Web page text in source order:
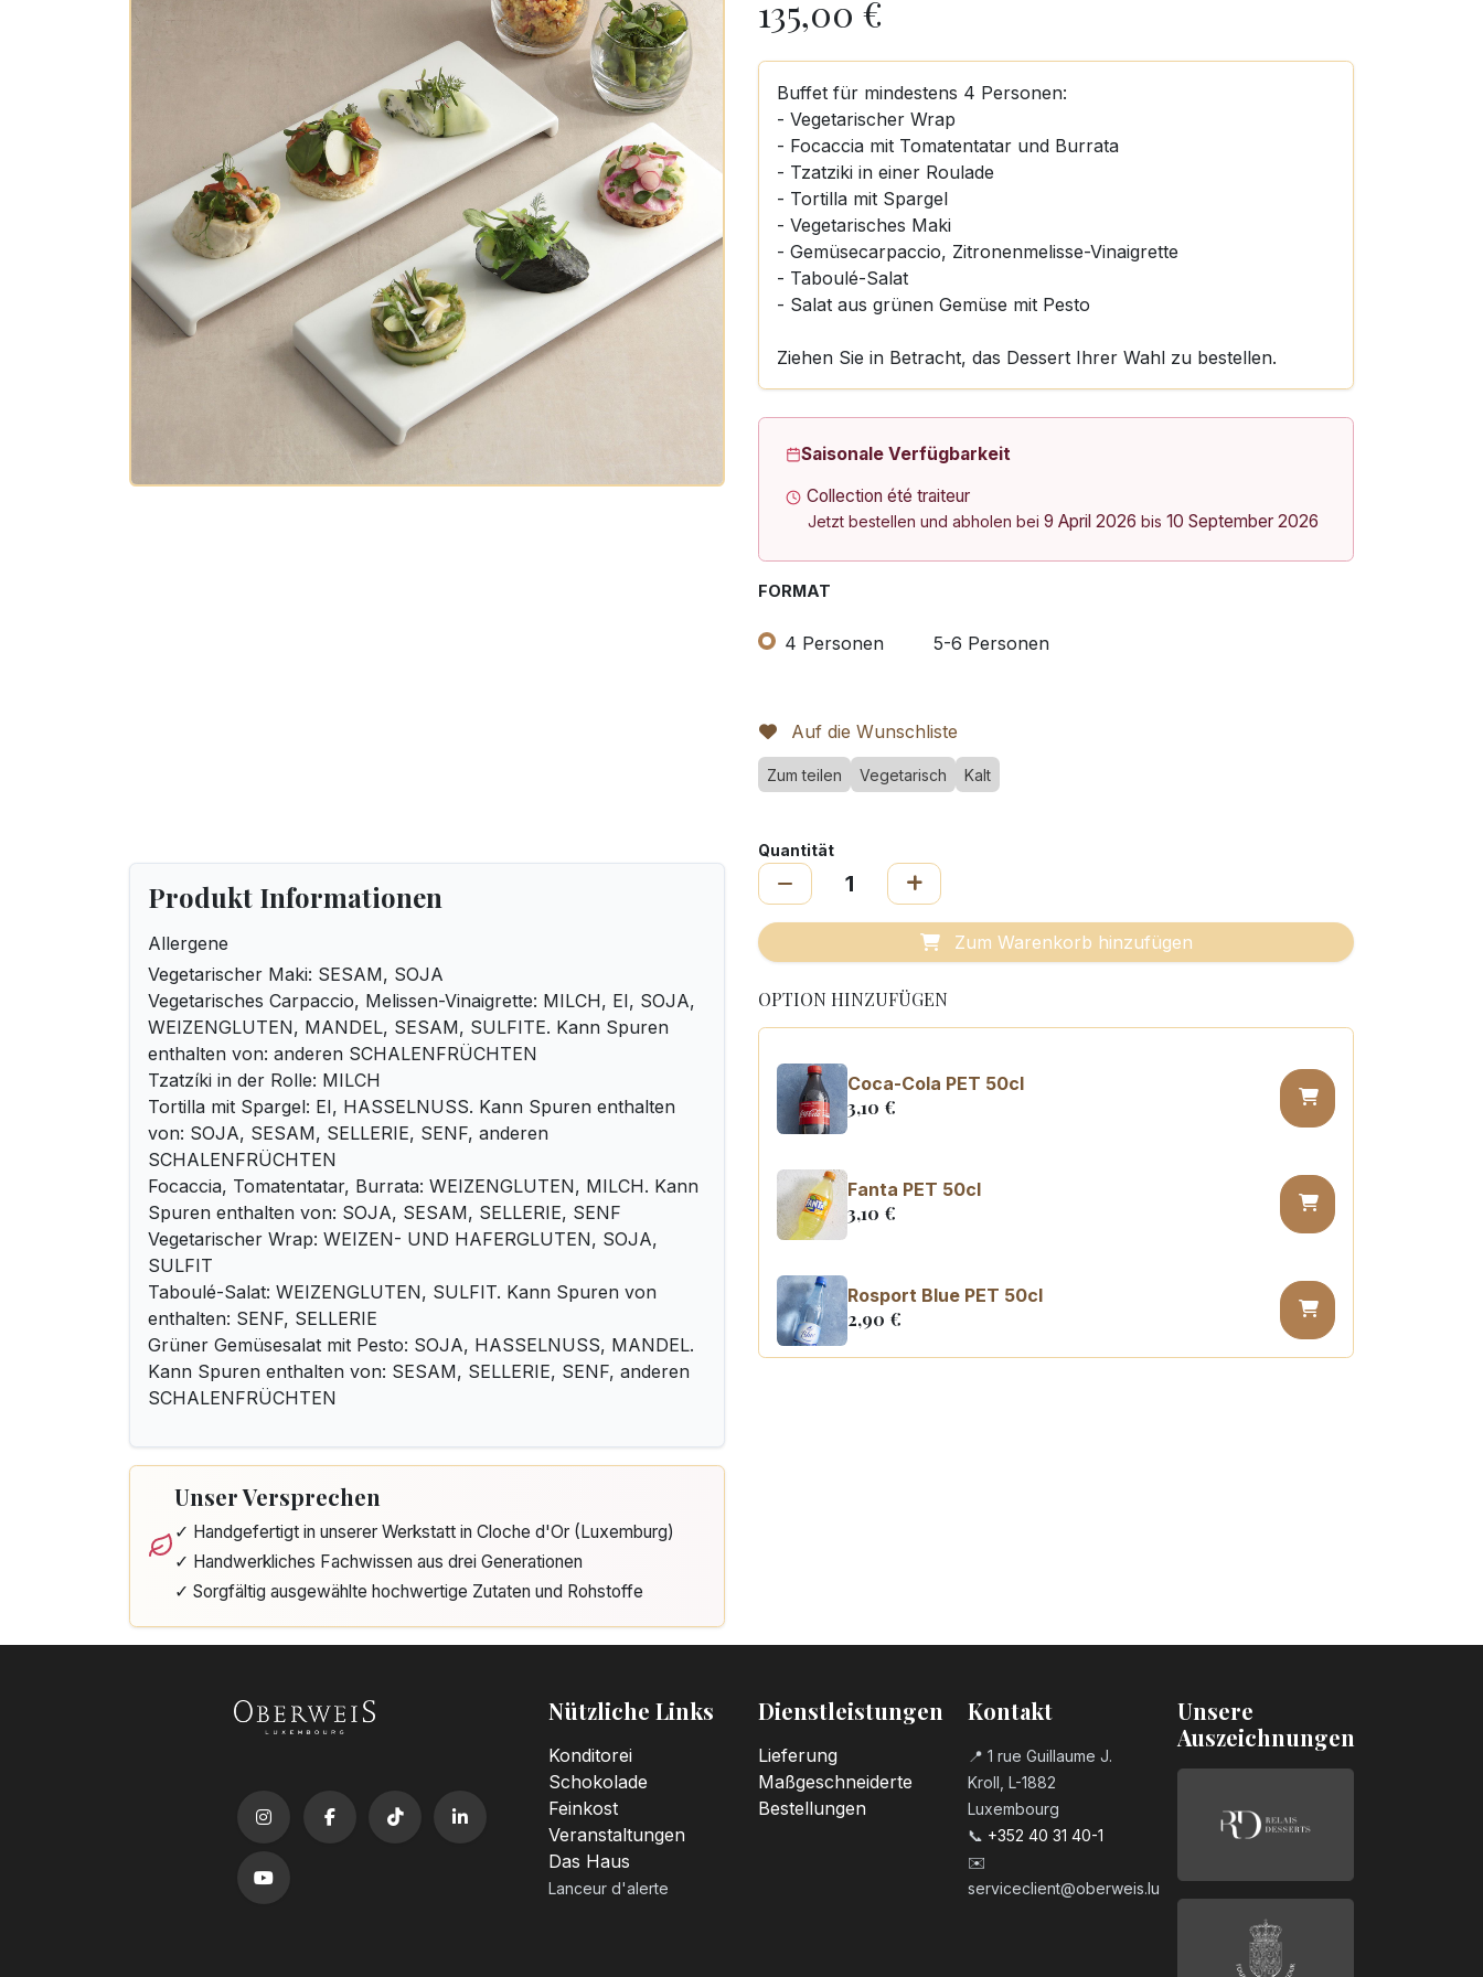
135,00 €
Buffet für mindestens 4 Personen:
- Vegetarischer Wrap
- Focaccia mit Tomatentatar und Burrata
- Tzatziki in einer Roulade
- Tortilla mit Spargel
- Vegetarisches Maki
- Gemüsecarpaccio, Zitronenmelisse-Vinaigrette
- Taboulé-Salat
- Salat aus grünen Gemüse mit Pesto
Ziehen Sie in Betracht, das Dessert Ihrer Wahl zu bestellen.
Saisonale Verfügbarkeit
Collection été traiteur
Jetzt bestellen und abholen bei 9 April 2026 bis 10 September 2026
FORMAT
4 Personen 5-6 Personen
Auf die Wunschliste
Zum teilen Vegetarisch Kalt
Produkt Informationen
Allergene
Vegetarischer Maki: SESAM, SOJA
Vegetarisches Carpaccio, Melissen-Vinaigrette: MILCH, EI, SOJA,
WEIZENGLUTEN, MANDEL, SESAM, SULFITE. Kann Spuren
enthalten von: anderen SCHALENFRÜCHTEN
Tzatzíki in der Rolle: MILCH
Tortilla mit Spargel: EI, HASSELNUSS. Kann Spuren enthalten
von: SOJA, SESAM, SELLERIE, SENF, anderen
SCHALENFRÜCHTEN
Focaccia, Tomatentatar, Burrata: WEIZENGLUTEN, MILCH. Kann
Spuren enthalten von: SOJA, SESAM, SELLERIE, SENF
Vegetarischer Wrap: WEIZEN- UND HAFERGLUTEN, SOJA,
SULFIT
Taboulé-Salat: WEIZENGLUTEN, SULFIT. Kann Spuren von
enthalten: SENF, SELLERIE
Grüner Gemüsesalat mit Pesto: SOJA, HASSELNUSS, MANDEL.
Kann Spuren enthalten von: SESAM, SELLERIE, SENF, anderen
SCHALENFRÜCHTEN
Unser Versprechen
✓ Handgefertigt in unserer Werkstatt in Cloche d'Or (Luxemburg)
✓ Handwerkliches Fachwissen aus drei Generationen
✓ Sorgfältig ausgewählte hochwertige Zutaten und Rohstoffe
Quantität
Zum Warenkorb hinzufügen
OPTION HINZUFÜGEN
Coca-Cola PET 50cl
3,10 €
Fanta PET 50cl
3,10 €
Rosport Blue PET 50cl
2,90 €
Nützliche Links
Konditorei
Schokolade
Feinkost
Veranstaltungen
Das Haus
Lanceur d'alerte
Dienstleistungen
Lieferung
Maßgeschneiderte
Bestellungen
Kontakt
📍 1 rue Guillaume J.
Kroll, L-1882
Luxembourg
📞 +352 40 31 40-1
✉️
serviceclient@oberweis.lu
Unsere
Auszeichnungen